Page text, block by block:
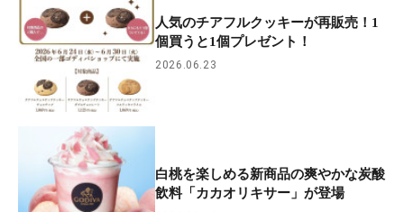
人気のチアフルクッキーが再販売！1
個買うと1個プレゼント！
2026.06.23
白桃を楽しめる新商品の爽やかな炭酸
飲料「カカオリキサー」が登場